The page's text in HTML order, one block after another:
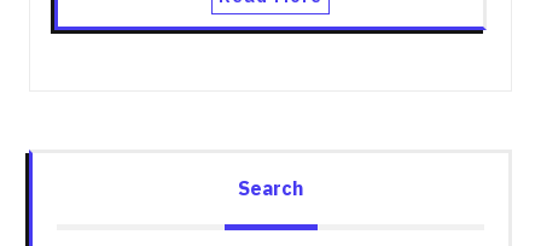
Search